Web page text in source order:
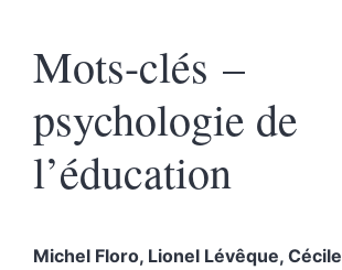
Mots-clés –
psychologie de
l’éducation
Michel Floro, Lionel Lévêque, Cécile